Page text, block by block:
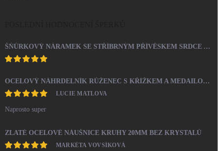
ŠŇŮRKOVÝ NÁRAMEK SE STŘÍBRNÝM PŘÍVĚSKEM SRDCE A KRYSTALY SWAROVSKI CRYSTAL (STŘÍBRO 925/1000)
OCELOVÝ NÁHRDELNÍK RŮŽENEC S KŘÍŽKEM A MEDAILONEM
LUCIE MATLOVA
Naprosto super
ZLATÉ OCELOVÉ NÁUŠNICE KRUHY 20MM BEZ KRYSTALŮ
MARKÉTA VOVSÍKOVÁ